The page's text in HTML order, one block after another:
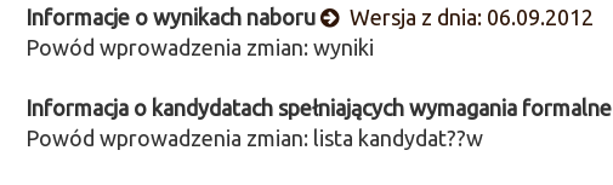
Informacje o wynikach naboru
Wersja z dnia: 06.09.2012
Powód wprowadzenia zmian: wyniki
Informacja o kandydatach spełniających wymagania formalne
Powód wprowadzenia zmian: lista kandydat??w